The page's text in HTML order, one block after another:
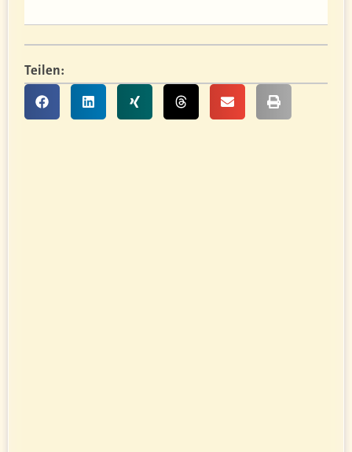
Teilen: